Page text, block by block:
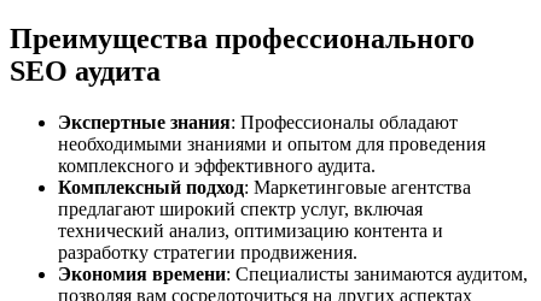
Преимущества профессионального
SEO аудита
Экспертные знания: Профессионалы обладают
необходимыми знаниями и опытом для проведения
комплексного и эффективного аудита.
Комплексный подход: Маркетинговые агентства
предлагают широкий спектр услуг, включая
технический анализ, оптимизацию контента и
разработку стратегии продвижения.
Экономия времени: Специалисты занимаются аудитом,
позволяя вам сосредоточиться на других аспектах